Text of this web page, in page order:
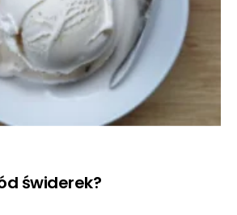
świderek?